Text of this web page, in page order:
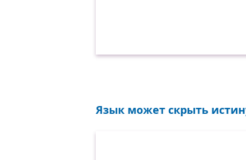
Язык может скрыть